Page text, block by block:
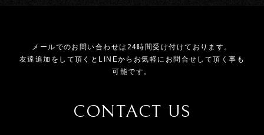
メールでのお問い合わせは24時間受け付けております。
友達追加をして頂くとLINEからお気軽にお問合せして頂く事も
可能です。
CONTACT US